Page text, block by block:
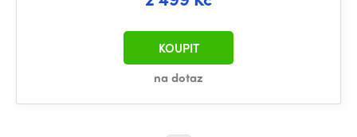
na dotaz
KOUPIT